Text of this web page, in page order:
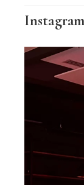
Instagram